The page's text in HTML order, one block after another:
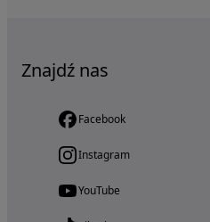
Znajdź nas
Facebook
Instagram
YouTube